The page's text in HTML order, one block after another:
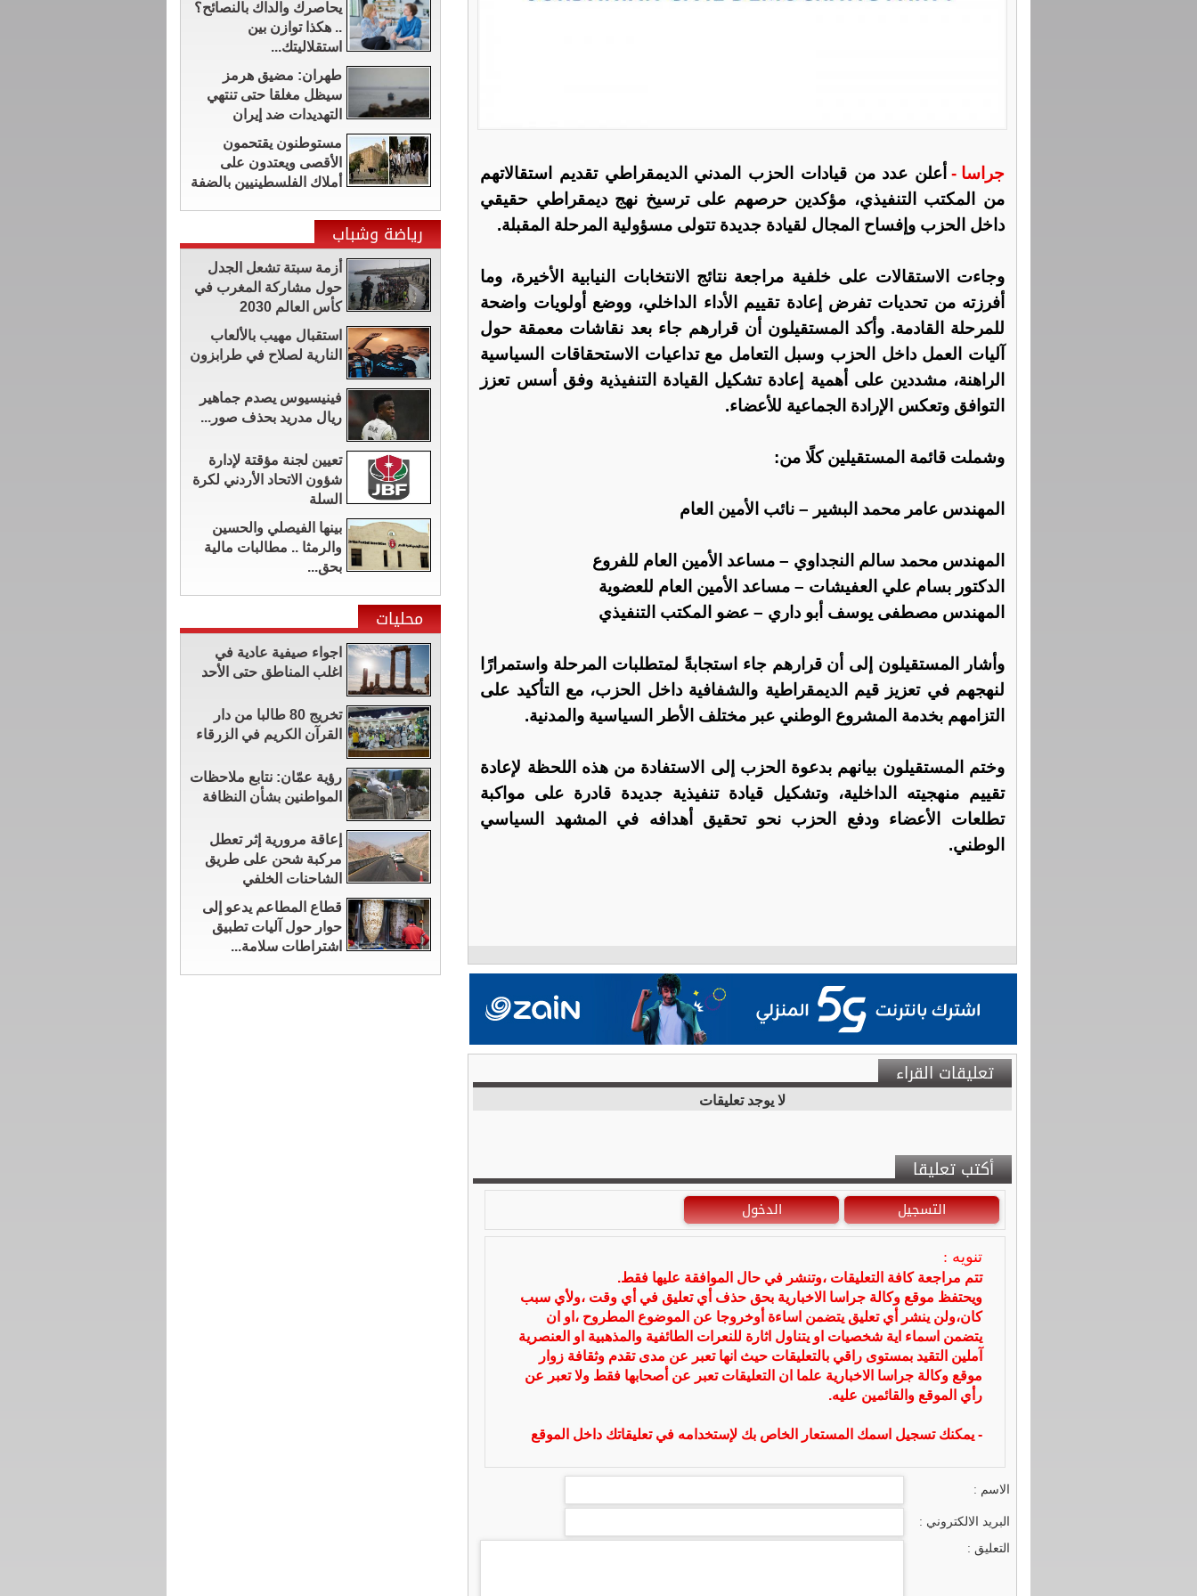
جراسا - أعلن عدد من قيادات الحزب المدني الديمقراطي تقديم استقالاتهم
من المكتب التنفيذي، مؤكدين حرصهم على ترسيخ نهج ديمقراطي حقيقي
داخل الحزب وإفساح المجال لقيادة جديدة تتولى مسؤولية المرحلة المقبلة.
وجاءت الاستقالات على خلفية مراجعة نتائج الانتخابات النيابية الأخيرة، وما
أفرزته من تحديات تفرض إعادة تقييم الأداء الداخلي، ووضع أولويات واضحة
للمرحلة القادمة. وأكد المستقيلون أن قرارهم جاء بعد نقاشات معمقة حول
آليات العمل داخل الحزب وسبل التعامل مع تداعيات الاستحقاقات السياسية
الراهنة، مشددين على أهمية إعادة تشكيل القيادة التنفيذية وفق أسس تعزز
التوافق وتعكس الإرادة الجماعية للأعضاء.
وشملت قائمة المستقيلين كلًا من:
المهندس عامر محمد البشير – نائب الأمين العام
المهندس محمد سالم النجداوي – مساعد الأمين العام للفروع
الدكتور بسام علي العفيشات – مساعد الأمين العام للعضوية
المهندس مصطفى يوسف أبو داري – عضو المكتب التنفيذي
وأشار المستقيلون إلى أن قرارهم جاء استجابةً لمتطلبات المرحلة واستمرارًا
لنهجهم في تعزيز قيم الديمقراطية والشفافية داخل الحزب، مع التأكيد على
التزامهم بخدمة المشروع الوطني عبر مختلف الأطر السياسية والمدنية.
وختم المستقيلون بيانهم بدعوة الحزب إلى الاستفادة من هذه اللحظة لإعادة
تقييم منهجيته الداخلية، وتشكيل قيادة تنفيذية جديدة قادرة على مواكبة
تطلعات الأعضاء ودفع الحزب نحو تحقيق أهدافه في المشهد السياسي
الوطني.
تعليقات القراء
لا يوجد تعليقات
أكتب تعليقا
التسجيل الدخول
تنويه :
تتم مراجعة كافة التعليقات ،وتنشر في حال الموافقة عليها فقط.
ويحتفظ موقع وكالة جراسا الاخبارية بحق حذف أي تعليق في أي وقت ،ولأي سبب
كان،ولن ينشر أي تعليق يتضمن اساءة أوخروجا عن الموضوع المطروح ،او ان
يتضمن اسماء اية شخصيات او يتناول اثارة للنعرات الطائفية والمذهبية او العنصرية
آملين التقيد بمستوى راقي بالتعليقات حيث انها تعبر عن مدى تقدم وثقافة زوار
موقع وكالة جراسا الاخبارية علما ان التعليقات تعبر عن أصحابها فقط ولا تعبر عن
رأي الموقع والقائمين عليه.
- يمكنك تسجيل اسمك المستعار الخاص بك لإستخدامه في تعليقاتك داخل الموقع
الاسم :
البريد الالكتروني :
التعليق :
يحاصرك والداك بالنصائح؟
.. هكذا توازن بين
استقلاليتك...
طهران: مضيق هرمز
سيظل مغلقا حتى تنتهي
التهديدات ضد إيران
مستوطنون يقتحمون
الأقصى ويعتدون على
أملاك الفلسطينيين بالضفة
رياضة وشباب
أزمة سبتة تشعل الجدل
حول مشاركة المغرب في
كأس العالم 2030
استقبال مهيب بالألعاب
النارية لصلاح في طرابزون
فينيسيوس يصدم جماهير
ريال مدريد بحذف صور...
تعيين لجنة مؤقتة لإدارة
شؤون الاتحاد الأردني لكرة
السلة
بينها الفيصلي والحسين
والرمثا .. مطالبات مالية
بحق...
محليات
اجواء صيفية عادية في
اغلب المناطق حتى الأحد
تخريج 80 طالبا من دار
القرآن الكريم في الزرقاء
رؤية عمّان: نتابع ملاحظات
المواطنين بشأن النظافة
إعاقة مرورية إثر تعطل
مركبة شحن على طريق
الشاحنات الخلفي
قطاع المطاعم يدعو إلى
حوار حول آليات تطبيق
اشتراطات سلامة...